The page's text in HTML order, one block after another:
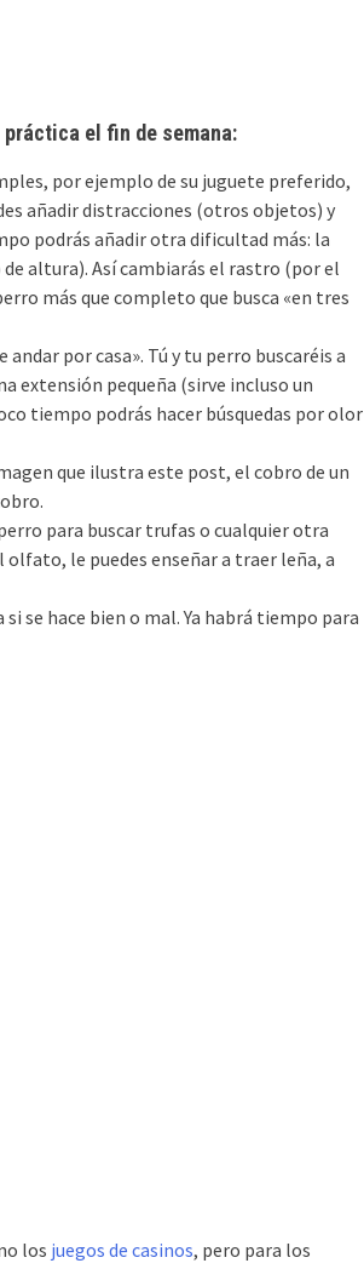
el fin de semana:
por ejemplo de su juguete preferido,
añadir distracciones (otros objetos) y
podrás añadir otra dificultad más: la
altura). Así cambiarás el rastro (por el
más que completo que busca «en tres
andar por casa». Tú y tu perro buscaréis a
extensión pequeña (sirve incluso un
tiempo podrás hacer búsquedas por olor
que ilustra este post, el cobro de un
para buscar trufas o cualquier otra
olfato, le puedes enseñar a traer leña, a
se hace bien o mal. Ya habrá tiempo para
los juegos de casinos, pero para los